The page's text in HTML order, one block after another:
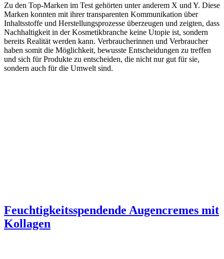
Zu den Top-Marken im Test gehörten unter anderem X und Y. Diese
Marken konnten mit ihrer transparenten Kommunikation über
Inhaltsstoffe und Herstellungsprozesse überzeugen und zeigten, dass
Nachhaltigkeit in der Kosmetikbranche keine Utopie ist, sondern
bereits Realität werden kann. Verbraucherinnen und Verbraucher
haben somit die Möglichkeit, bewusste Entscheidungen zu treffen
und sich für Produkte zu entscheiden, die nicht nur gut für sie,
sondern auch für die Umwelt sind.
Feuchtigkeitsspendende Augencremes mit
Kollagen